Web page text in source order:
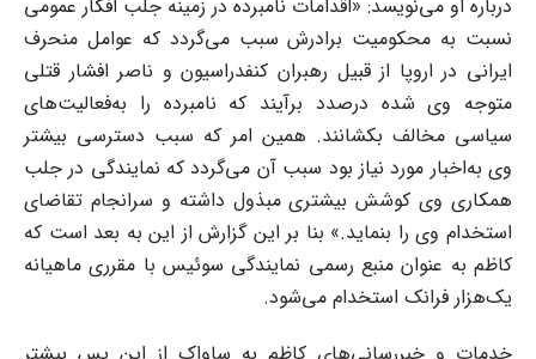
درباره او می‌نویسد: «اقدامات نامبرده در زمینه جلب افکار عمومی
نسبت به محکومیت برادرش سبب می‌گردد که عوامل منحرف
ایرانی در اروپا از قبیل رهبران کنفدراسیون و ناصر افشار قتلی
متوجه وی شده درصدد برآیند که نامبرده را به‌فعالیت‌های
سیاسی مخالف بکشانند. همین امر که سبب دسترسی بیشتر
وی به‌اخبار مورد نیاز بود سبب آن می‌گردد که نمایندگی در جلب
همکاری وی کوشش بیشتری مبذول داشته و سرانجام تقاضای
استخدام وی را بنماید.» بنا بر این گزارش از این به بعد است که
کاظم به عنوان منبع رسمی نمایندگی سوئیس با مقرری ماهیانه
یک‌هزار فرانک استخدام می‌شود.